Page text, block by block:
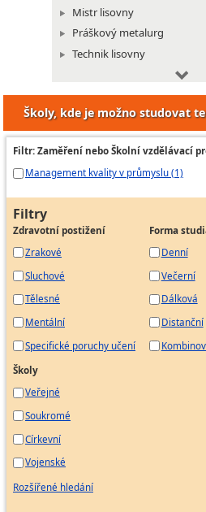
Mistr lisovny
Práškový metalurg
Technik lisovny
Kovárenský technik
Školy, kde je možno studovat
Filtr: Zaměření nebo Školní vzdělávací
Management kvality v průmyslu (1)
Filtry
Zdravotní postižení
Zrakové
Sluchové
Tělesné
Mentální
Specifické poruchy učení
Forma
Denní
Večerní
Dálková
Distanční
Školy
Veřejné
Soukromé
Církevní
Vojenské
Rozšířené hledání